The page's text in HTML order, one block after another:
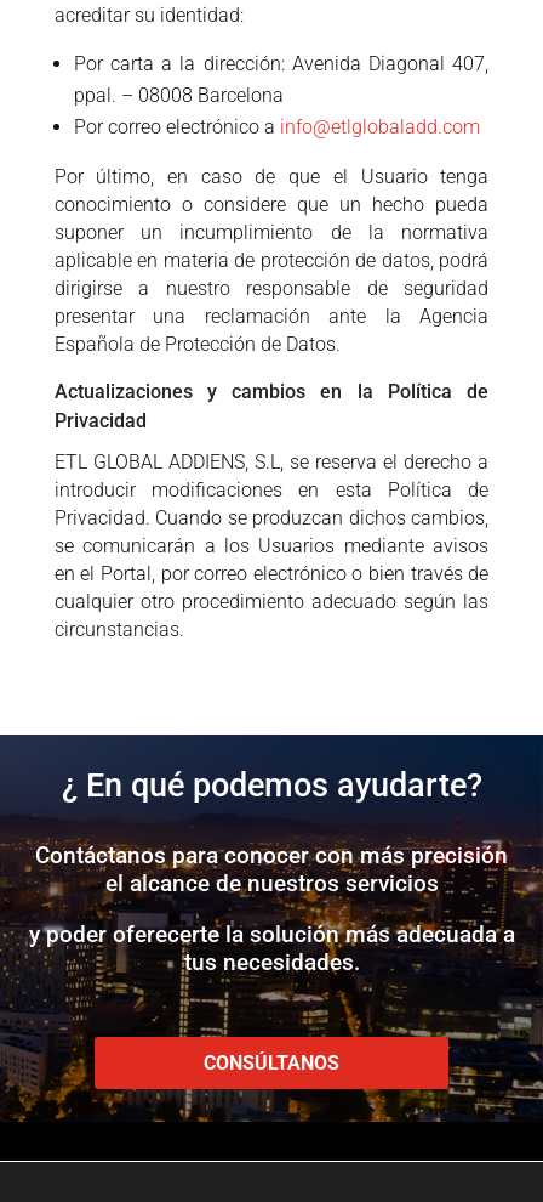
acreditar su identidad:
Por carta a la dirección: Avenida Diagonal 407,
ppal. – 08008 Barcelona
Por correo electrónico a info@etlglobaladd.com
Por último, en caso de que el Usuario tenga
conocimiento o considere que un hecho pueda
suponer un incumplimiento de la normativa
aplicable en materia de protección de datos, podrá
dirigirse a nuestro responsable de seguridad
presentar una reclamación ante la Agencia
Española de Protección de Datos.
Actualizaciones y cambios en la Política de
Privacidad
ETL GLOBAL ADDIENS, S.L, se reserva el derecho a
introducir modificaciones en esta Política de
Privacidad. Cuando se produzcan dichos cambios,
se comunicarán a los Usuarios mediante avisos
en el Portal, por correo electrónico o bien través de
cualquier otro procedimiento adecuado según las
circunstancias.
¿ En qué podemos ayudarte?
Contáctanos para conocer con más precisión
el alcance de nuestros servicios
y poder oferecerte la solución más adecuada a
tus necesidades.
CONSÚLTANOS